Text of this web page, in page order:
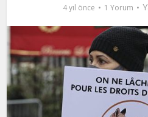
4 yıl önce 1 Yorum